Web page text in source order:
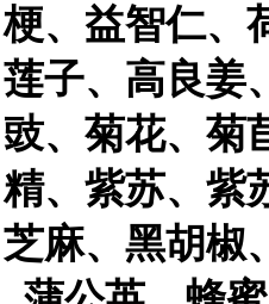
梗、益智仁、
莲子、高良姜
豉、菊花、菊
精、紫苏、紫
芝麻、黑胡椒